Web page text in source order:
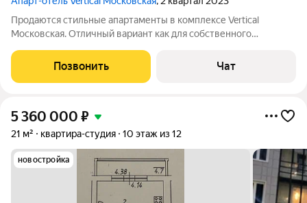
Продаются стильные апартаменты в комплексе Vertical
Московская. Отличный вариант как для собственного
готовы к заселению или сдаче в аренду никаких
дополнительных вложений не требуется.
Позвонить Чат
5 360 000 ₽
21 м² квартира-студия 10 этаж из 12
новостройка